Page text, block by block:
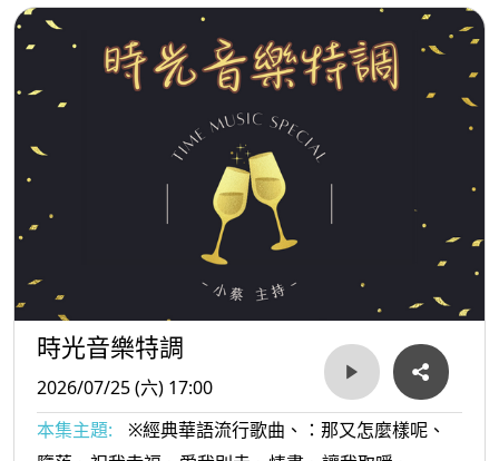
時光音樂特調
2026/07/25 (六) 17:00
本集主題:
※經典華語流行歌曲、：那又怎麼樣呢、